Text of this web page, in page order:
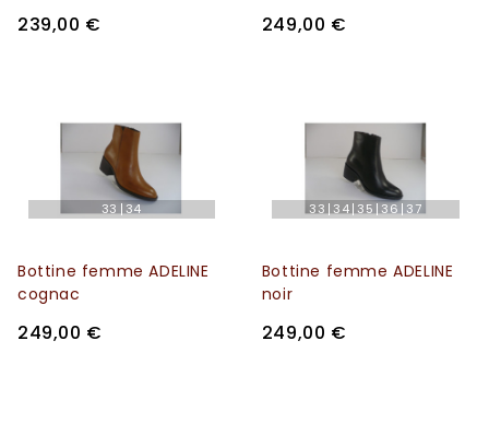
239,00 € 249,00 €
33 34
Bottine femme ADELINE
cognac
249,00 €
33 34 35 36 37
Bottine femme ADELINE
noir
249,00 €